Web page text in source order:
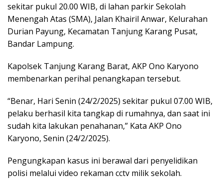
sekitar pukul 20.00 WIB, di lahan parkir Sekolah
Menengah Atas (SMA), Jalan Khairil Anwar, Kelurahan
Durian Payung, Kecamatan Tanjung Karang Pusat,
Bandar Lampung.
Kapolsek Tanjung Karang Barat, AKP Ono Karyono
membenarkan perihal penangkapan tersebut.
“Benar, Hari Senin (24/2/2025) sekitar pukul 07.00 WIB,
pelaku berhasil kita tangkap di rumahnya, dan saat ini
sudah kita lakukan penahanan,” Kata AKP Ono
Karyono, Senin (24/2/2025).
Pengungkapan kasus ini berawal dari penyelidikan
polisi melalui video rekaman cctv milik sekolah.